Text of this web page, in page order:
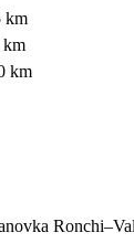
km
km
km